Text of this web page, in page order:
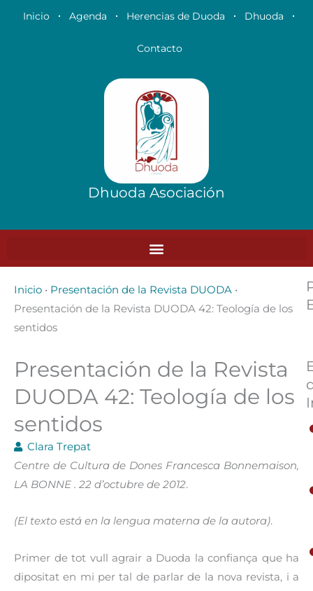
Inicio Agenda Herencias de Duoda Dhuoda
Contacto
Dhuoda Asociación
Inicio • Presentación de la Revista DUODA •
Presentación de la Revista DUODA 42: Teología de los
sentidos
Presentación de la Revista
DUODA 42: Teología de los
sentidos
Clara Trepat
Centre de Cultura de Dones Francesca Bonnemaison,
LA BONNE . 22 d’octubre de 2012.
(El texto está en la lengua materna de la autora).
Primer de tot vull agrair a Duoda la confiança que ha
dipositat en mi per tal de parlar de la nova revista, i a